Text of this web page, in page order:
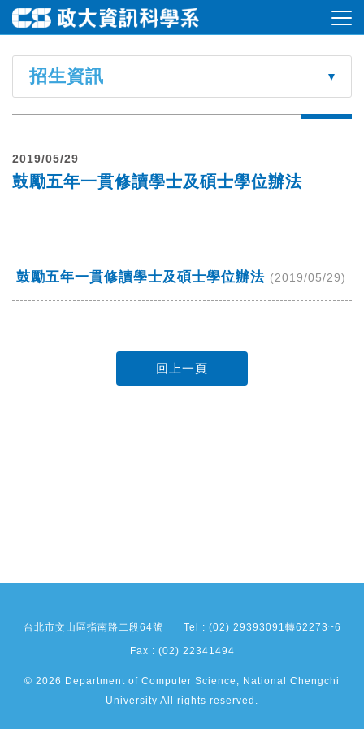
招生資訊
2019/05/29
鼓勵五年一貫修讀學士及碩士學位辦法
鼓勵五年一貫修讀學士及碩士學位辦法 (2019/05/29)
回上一頁
台北市文山區指南路二段64號 Tel : (02) 29393091轉62273~6
Fax : (02) 22341494
© 2026 Department of Computer Science, National Chengchi
University All rights reserved.